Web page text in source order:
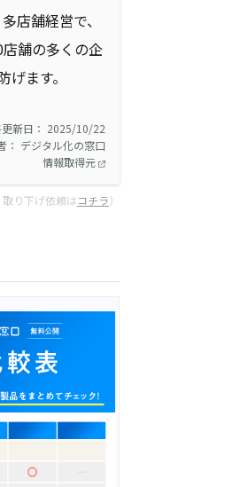
店舗経営で、
舗の多くの企
ます。
新日： 2025/10/22
： デジタル化の窓口
情報取得元
り下げ依頼はコチラ）